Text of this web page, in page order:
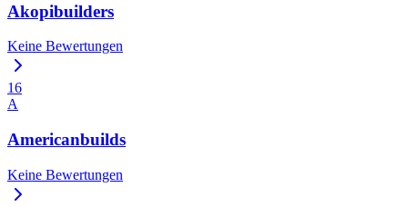
Akopibuilders
Keine Bewertungen
16
A
Americanbuilds
Keine Bewertungen